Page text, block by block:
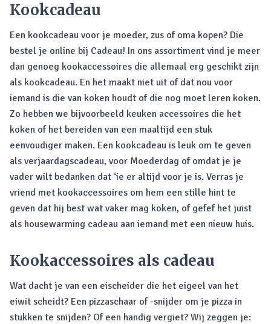
Kookcadeau
Een kookcadeau voor je moeder, zus of oma kopen? Die
bestel je online bij Cadeau! In ons assortiment vind je meer
dan genoeg kookaccessoires die allemaal erg geschikt zijn
als kookcadeau. En het maakt niet uit of dat nou voor
iemand is die van koken houdt of die nog moet leren koken.
Zo hebben we bijvoorbeeld keuken accessoires die het
koken of het bereiden van een maaltijd een stuk
eenvoudiger maken. Een kookcadeau is leuk om te geven
als verjaardagscadeau, voor Moederdag of omdat je je
vader wilt bedanken dat ‘ie er altijd voor je is. Verras je
vriend met kookaccessoires om hem een stille hint te
geven dat hij best wat vaker mag koken, of gefef het juist
als housewarming cadeau aan iemand met een nieuw huis.
Kookaccessoires als cadeau
Wat dacht je van een eischeider die het eigeel van het
eiwit scheidt? Een pizzaschaar of -snijder om je pizza in
stukken te snijden? Of een handig vergiet? Wij zeggen je: